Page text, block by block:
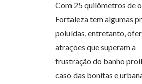
Com 25 quilômetros de
Fortaleza tem algumas
poluídas, entretanto,
atrações que superam a
frustração do banho
caso das bonitas e